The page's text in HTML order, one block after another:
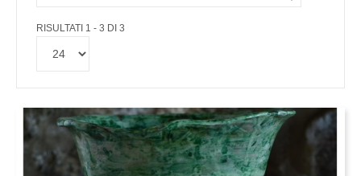
RISULTATI 1 - 3 DI 3